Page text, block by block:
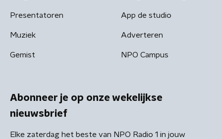
Presentatoren
Muziek
Gemist
App de studio
Adverteren
NPO Campus
Abonneer je op onze wekelijkse
nieuwsbrief
Elke zaterdag het beste van NPO Radio 1 in jouw